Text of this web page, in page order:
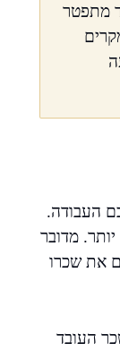
מתפטר
העבודה.
מדובר
את שכרו
העובד